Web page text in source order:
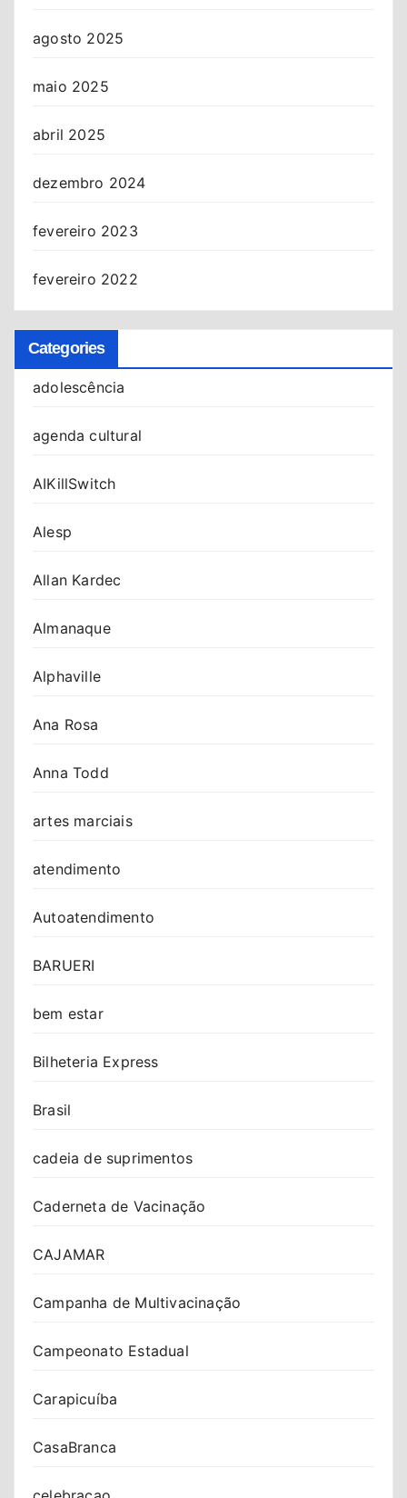
agosto 2025
maio 2025
abril 2025
dezembro 2024
fevereiro 2023
fevereiro 2022
Categories
adolescência
agenda cultural
AIKillSwitch
Alesp
Allan Kardec
Almanaque
Alphaville
Ana Rosa
Anna Todd
artes marciais
atendimento
Autoatendimento
BARUERI
bem estar
Bilheteria Express
Brasil
cadeia de suprimentos
Caderneta de Vacinação
CAJAMAR
Campanha de Multivacinação
Campeonato Estadual
Carapicuíba
CasaBranca